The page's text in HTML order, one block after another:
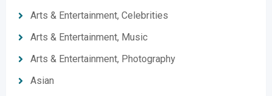
Arts & Entertainment, Celebrities
Arts & Entertainment, Music
Arts & Entertainment, Photography
Asian